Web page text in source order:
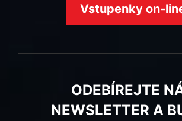
Vstupenky on-
ODEBÍREJTE
NEWSLETTER A